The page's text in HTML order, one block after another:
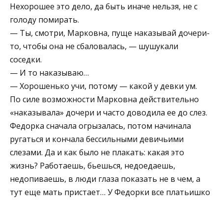
Нехорошее это дело, да быть иначе нельзя, не с
голоду помирать.
— Ты, смотри, Марковна, пуще наказывай дочери-
то, чтобы она не сбаловалась, — шушукали
соседки.
— И то наказываю…
— Хорошенько учи, потому — какой у девки ум.
По силе возможности Марковна действительно
«наказывала» дочери и часто доводила ее до слез.
Федорка сначала огрызалась, потом начинала
ругаться и кончала бессильными девичьими
слезами. Да и как было не плакать: какая это
жизнь? Работаешь, бьешься, недоедаешь,
недопиваешь, в люди глаза показать не в чем, а
тут еще мать пристает… У Федорки все платьишко